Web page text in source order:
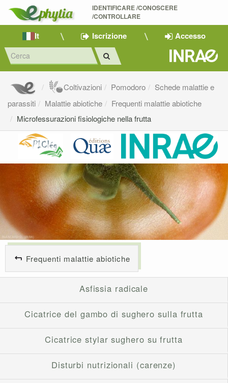
IDENTIFICARE /CONOSCERE
/CONTROLLARE
It Iscrizione Accesso
Coltivazioni Pomodoro
Schede malattie e
parassiti
Malattie abiotiche
Frequenti malattie abiotiche
Microfessurazioni fisiologiche nella frutta
Frequenti malattie abiotiche
Asfissia radicale
Cicatrice del gambo di sughero sulla frutta
Cicatrice stylar sughero su frutta
Disturbi nutrizionali (carenze)